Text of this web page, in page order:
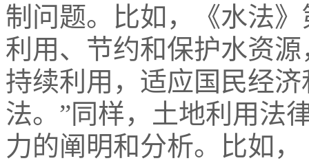
制问题。比如，《水法
利用、节约和保护水资
持续利用，适应国民经
法。”同样，土地利用法
力的阐明和分析。比如